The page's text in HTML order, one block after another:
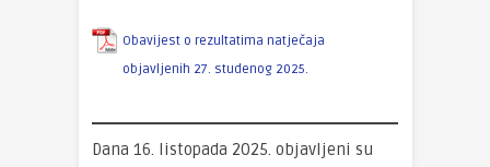
Obavijest o rezultatima natječaja
objavljenih 27. studenog 2025.
Dana 16. listopada 2025. objavljeni su